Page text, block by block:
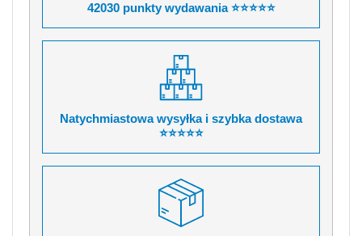
42030 punkty wydawania ⭐⭐⭐⭐⭐
Natychmiastowa wysyłka i szybka dostawa
⭐⭐⭐⭐⭐